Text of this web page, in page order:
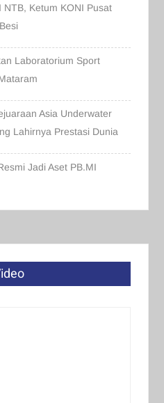
NTB, Ketum KONI Pusat
Laboratorium Sport
Asia Underwater
Lahirnya Prestasi Dunia
Jadi Aset PB.MI